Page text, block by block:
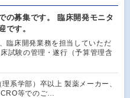
の募集です。 臨床開発モニタ
です。
臨床開発業務を担当していただ
試験の管理・遂行（予算管理含
理系学部）卒以上 製薬メーカー、
等でのご…